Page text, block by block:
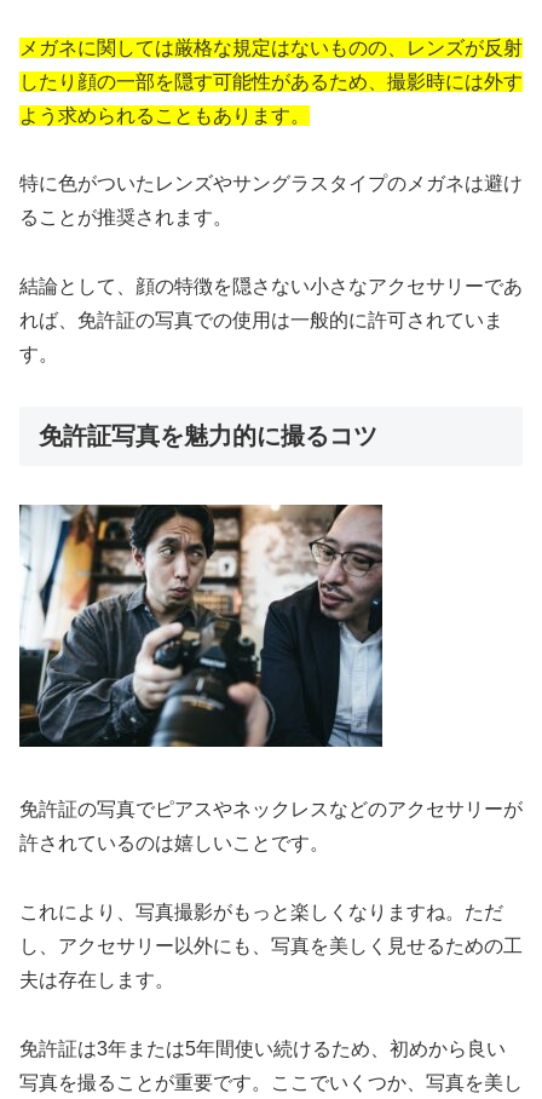
メガネに関しては厳格な規定はないものの、レンズが反射
したり顔の一部を隠す可能性があるため、撮影時には外す
よう求められることもあります。
特に色がついたレンズやサングラスタイプのメガネは避け
ることが推奨されます。
結論として、顔の特徴を隠さない小さなアクセサリーであ
れば、免許証の写真での使用は一般的に許可されていま
す。
免許証写真を魅力的に撮るコツ
免許証の写真でピアスやネックレスなどのアクセサリーが
許されているのは嬉しいことです。
これにより、写真撮影がもっと楽しくなりますね。ただ
し、アクセサリー以外にも、写真を美しく見せるための工
夫は存在します。
免許証は3年または5年間使い続けるため、初めから良い
写真を撮ることが重要です。ここでいくつか、写真を美し